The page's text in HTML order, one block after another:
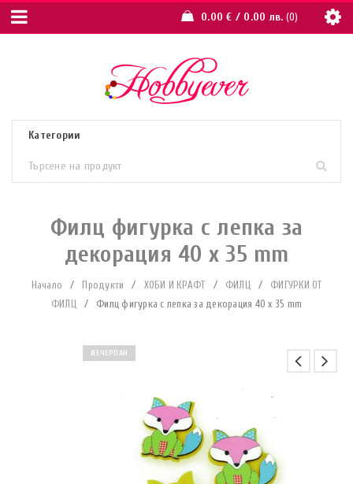
0.00€ / 0.00 лв. 0
Филц фигурка с лепка за
декорация 40 x 35 mm
Начало / Продукти / ХОБИ И КРАФТ / ФИЛЦ /
ФИГУРКИ ОТ
ФИЛЦ
/ Филц фигурка с лепка за декорация 40 x 35 mm
ИЗЧЕРПАН